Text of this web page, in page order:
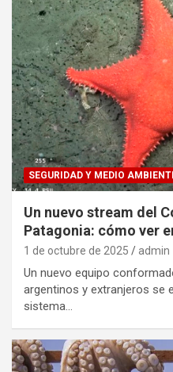
SEGURIDAD Y MEDIO
Un nuevo stream del
Patagonia: cómo ver
1 de octubre de 2025 admin
Un nuevo equipo
argentinos y extranjeros se
sistema…